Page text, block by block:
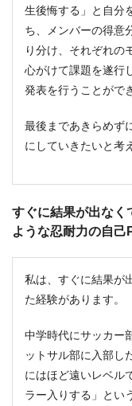
生後悔する」と自分
ち、メンバーの得意
り分け、それぞれの
心がけて課題を遂行
発表を行うことがで
最後まであきらめず
にしていきたいと考
すぐに結果が出なく
ような忍耐力の自己
私は、すぐに結果が
た経験があります。
中学時代にサッカー
ットサル部に入部し
にはほど遠いレベル
ラー入りする」とい